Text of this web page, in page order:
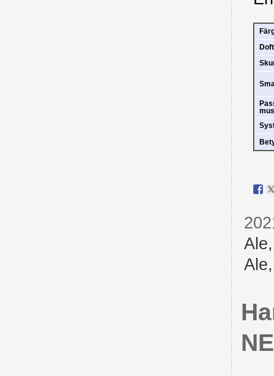
Doft